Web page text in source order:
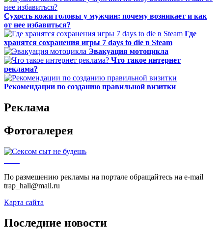
Сухость кожи головы у мужчин: почему возникает и как
от нее избавиться?
Где
хранятся сохранения игры 7 days to die в Steam
Эвакуация мотоцикла
Что такое интернет
реклама?
Рекомендации по созданию правильной визитки
Реклама
Фотогалерея
По размещению рекламы на портале обращайтесь на e-mail
trap_hall@mail.ru
Карта сайта
Последние новости